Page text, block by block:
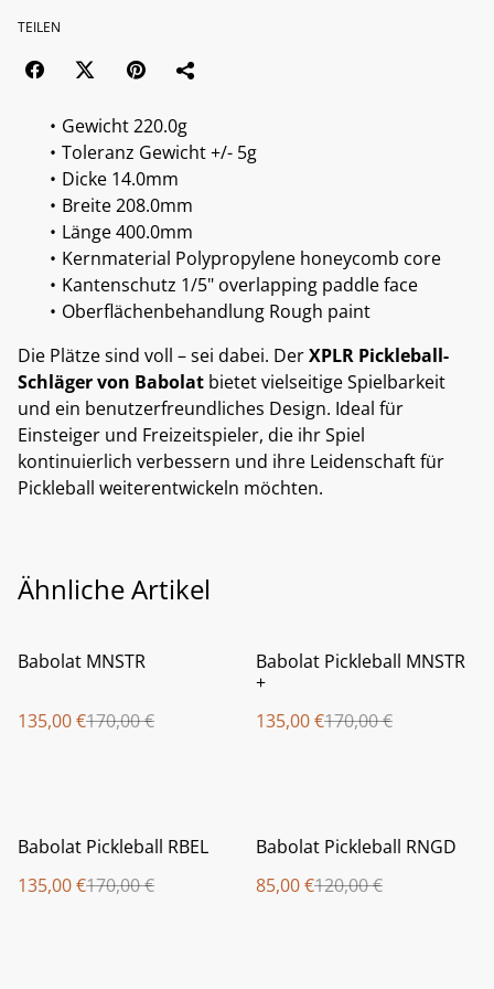
TEILEN
Gewicht 220.0g
Toleranz Gewicht +/- 5g
Dicke 14.0mm
Breite 208.0mm
Länge 400.0mm
Kernmaterial Polypropylene honeycomb core
Kantenschutz 1/5" overlapping paddle face
Oberflächenbehandlung Rough paint
Die Plätze sind voll – sei dabei. DerXPLR Pickleball-
Schläger von Babolat bietet vielseitige Spielbarkeit
und ein benutzerfreundliches Design. Ideal für
Einsteiger und Freizeitspieler, die ihr Spiel
kontinuierlich verbessern und ihre Leidenschaft für
Pickleball weiterentwickeln möchten.
Ähnliche Artikel
%
Babolat MNSTR
135,00 €170,00 €
%
Babolat Pickleball MNSTR
+
135,00 €170,00 €
%
Babolat Pickleball RBEL
135,00 €170,00 €
%
Babolat Pickleball RNGD
85,00 €120,00 €